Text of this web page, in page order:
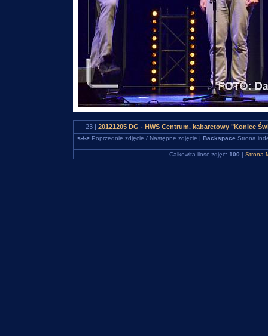
23 | 20121205 DG - HWS Centrum. kabaretowy "Koniec
<-/->Poprzednie zdjęcie / Następne zdjęcie | Backspace Strona
Całkowita ilość zdjęć: 100 | Strona